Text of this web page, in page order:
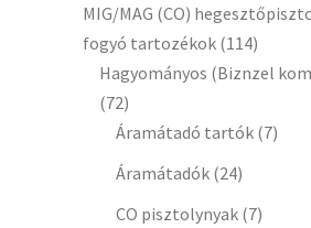
MIG/MAG (CO)
fogyó tartozékok (114)
Hagyományos (Biznzel
(72)
Áramátadó tartók (7)
Áramátadók (24)
CO pisztolynyak (7)